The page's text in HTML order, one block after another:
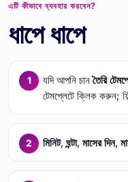
এটি কীভাবে ব্যবহার করবেন?
ধাপে ধাপে
যদি আপনি চানতৈরি
টেমপ্লেটে ক্লিক করুন;
মিনিট, ঘন্টা, মাসের দিন,